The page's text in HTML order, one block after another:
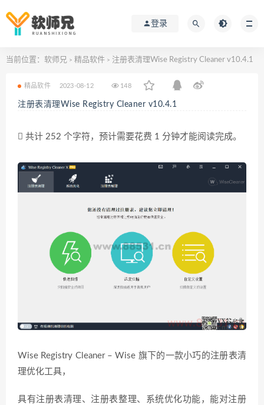
登录
当前位置： 软师兄 > 精品软件 > 注册表清理Wise Registry Cleaner v10.4.1
精品软件 2023-08-12 148
注册表清理Wise Registry Cleaner v10.4.1
共计 252 个字符，预计需要花费 1 分钟才能阅读完成。
Wise Registry Cleaner – Wise 旗下的一款小巧的注册表清
理优化工具，
具有注册表清理、注册表整理、系统优化功能，能对注册